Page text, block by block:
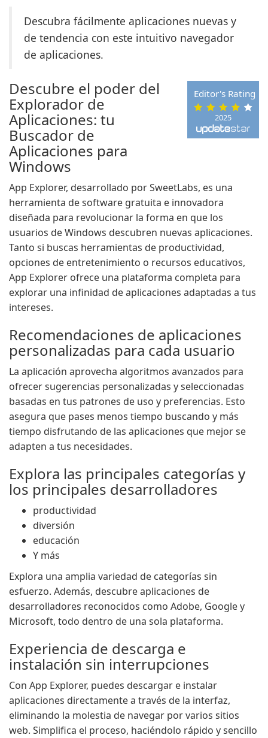
Descubra fácilmente aplicaciones nuevas y
de tendencia con este intuitivo navegador
de aplicaciones.
2025
Editor's Rating
Descubre el poder del
Explorador de
Aplicaciones: tu
Buscador de
Aplicaciones para
Windows
App Explorer, desarrollado por SweetLabs, es una
herramienta de software gratuita e innovadora
diseñada para revolucionar la forma en que los
usuarios de Windows descubren nuevas aplicaciones.
Tanto si buscas herramientas de productividad,
opciones de entretenimiento o recursos educativos,
App Explorer ofrece una plataforma completa para
explorar una infinidad de aplicaciones adaptadas a tus
intereses.
Recomendaciones de aplicaciones
personalizadas para cada usuario
La aplicación aprovecha algoritmos avanzados para
ofrecer sugerencias personalizadas y seleccionadas
basadas en tus patrones de uso y preferencias. Esto
asegura que pases menos tiempo buscando y más
tiempo disfrutando de las aplicaciones que mejor se
adapten a tus necesidades.
Explora las principales categorías y
los principales desarrolladores
productividad
diversión
educación
Y más
Explora una amplia variedad de categorías sin
esfuerzo. Además, descubre aplicaciones de
desarrolladores reconocidos como Adobe, Google y
Microsoft, todo dentro de una sola plataforma.
Experiencia de descarga e
instalación sin interrupciones
Con App Explorer, puedes descargar e instalar
aplicaciones directamente a través de la interfaz,
eliminando la molestia de navegar por varios sitios
web. Simplifica el proceso, haciéndolo rápido y sencillo